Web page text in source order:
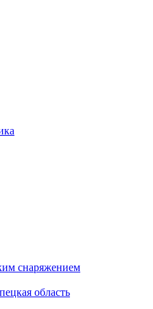
снаряжением
область